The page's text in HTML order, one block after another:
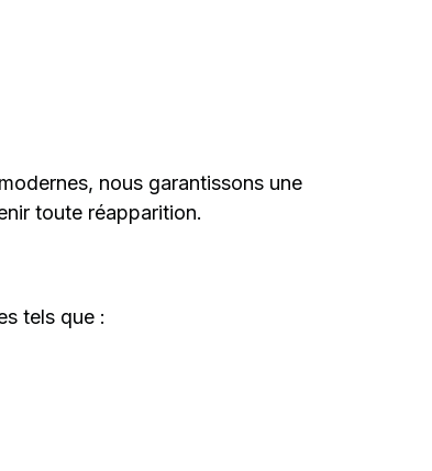
nous garantissons une
toute réapparition.
tels que :